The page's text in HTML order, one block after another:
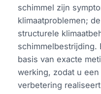
schimmel zijn
klimaatproblemen;
structurele
schimmelbestrijding.
basis van exacte
werking, zodat u
verbetering